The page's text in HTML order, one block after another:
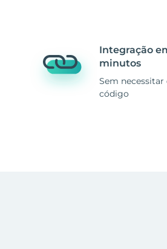
Integração
minutos
Sem necessitar
código